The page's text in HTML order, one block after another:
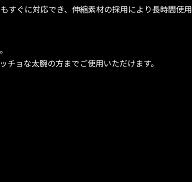
すぐに対応でき、伸縮素材の採用により長時間使用
ョな太腕の方までご使用いただけます。